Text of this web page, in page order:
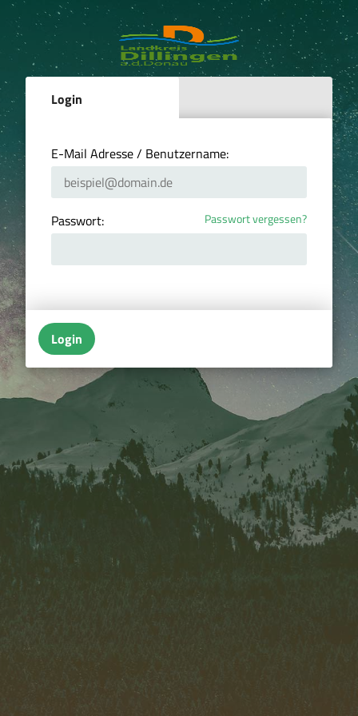
Login
E-Mail Adresse / Benutzername:
Passwort: Passwort vergessen?
Login